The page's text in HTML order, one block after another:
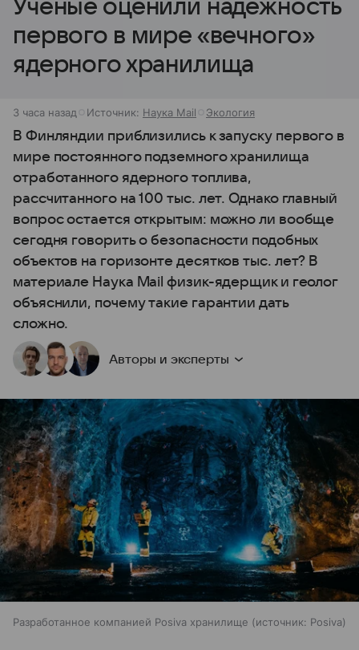
Ученые оценили надежность
первого в мире «вечного»
ядерного хранилища
3 часа назад Источник: Наука Mail Экология
В Финляндии приблизились к запуску первого в
мире постоянного подземного хранилища
отработанного ядерного топлива,
рассчитанного на 100 тыс. лет. Однако главный
вопрос остается открытым: можно ли вообще
сегодня говорить о безопасности подобных
объектов на горизонте десятков тыс. лет? В
материале Наука Mail физик-ядерщик и геолог
объяснили, почему такие гарантии дать
сложно.
Авторы и эксперты
Разработанное компанией Posiva хранилище источник: Posiva